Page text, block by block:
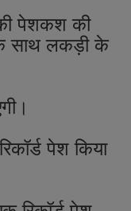
पेशकश की
साथ लकड़ी के
पेश किया